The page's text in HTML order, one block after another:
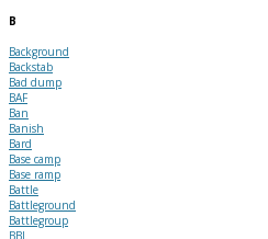
B
Background
Backstab
Bad dump
BAF
Ban
Banish
Bard
Base camp
Base ramp
Battle
Battleground
Battlegroup
BBL